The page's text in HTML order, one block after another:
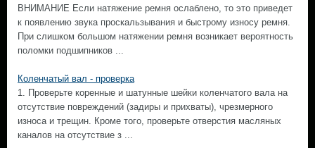
ВНИМАНИЕ Если натяжение ремня ослаблено, то это приведет
к появлению звука проскальзывания и быстрому износу ремня.
При слишком большом натяжении ремня возникает вероятность
поломки подшипников ...
Коленчатый вал - проверка
1. Проверьте коренные и шатунные шейки коленчатого вала на
отсутствие повреждений (задиры и прихваты), чрезмерного
износа и трещин. Кроме того, проверьте отверстия масляных
каналов на отсутствие з ...